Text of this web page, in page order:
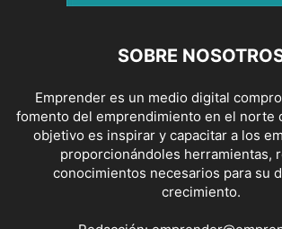
SOBRE
Emprender es un medio digital
fomento del emprendimiento en el norte
objetivo es inspirar y capacitar a los
proporcionándoles herramientas,
conocimientos necesarios para su
crecimiento.